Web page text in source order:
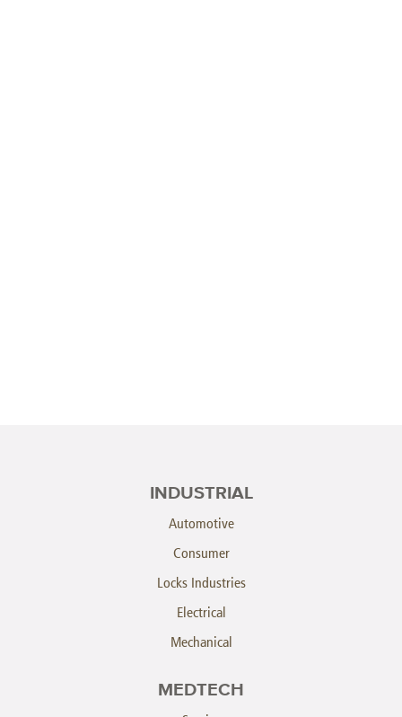
INDUSTRIAL
Automotive
Consumer
Locks Industries
Electrical
Mechanical
MEDTECH